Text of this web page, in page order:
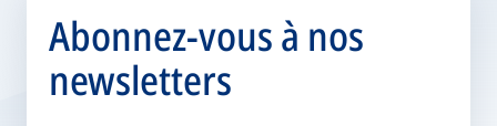
Abonnez-vous à nos
newsletters